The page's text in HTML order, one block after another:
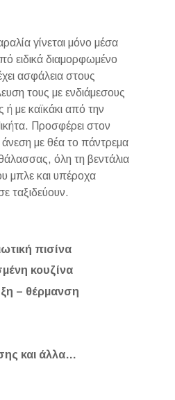
γίνεται μόνο μέσα
ειδικά διαμορφωμένο
ασφάλεια στους
τους με ενδιάμεσους
με καϊκάκι από την
Προσφέρει στον
άνεση με θέα το πάντρεμα
όλη τη βεντάλια
μπλε και υπέροχα
ταξιδεύουν.
πισίνα
κουζίνα
– θέρμανση
και άλλα…